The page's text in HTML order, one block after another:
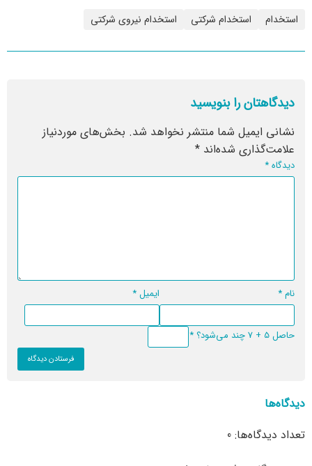
استخدام استخدام شرکتی استخدام نیروی شرکتی
دیدگاهتان را بنویسید
نشانی ایمیل شما منتشر نخواهد شد. بخش‌های موردنیاز
علامت‌گذاری شده‌اند *
دیدگاه*
نام* ایمیل*
حاصل 5 + 7 چند می‌شود؟ *
دیدگاه‌ها
تعداد دیدگاه‌ها: 0